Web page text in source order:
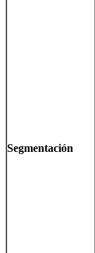
Segmentación